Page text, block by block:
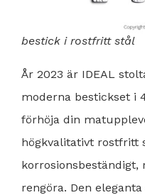
bestick i rostfritt stål
År 2023 är IDEAL
moderna bestickset i
förhöja din
högkvalitativt rostfritt
rengöra. Den